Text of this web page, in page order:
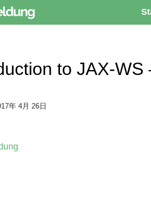
to JAX-WS
年 4月 26日